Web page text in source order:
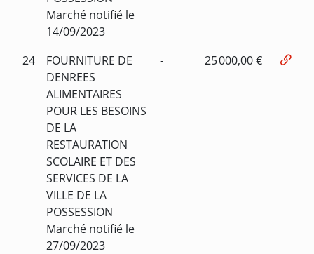
Marché notifié le
14/09/2023
24
FOURNITURE DE
DENREES
ALIMENTAIRES
POUR LES BESOINS
DE LA
RESTAURATION
SCOLAIRE ET DES
SERVICES DE LA
VILLE DE LA
POSSESSION
Marché notifié le
27/09/2023
- 25 000,00 €